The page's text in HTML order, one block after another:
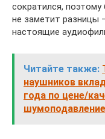
сократился,
не заметит разницы
настоящие
Читайте также:
наушников
года по цене/